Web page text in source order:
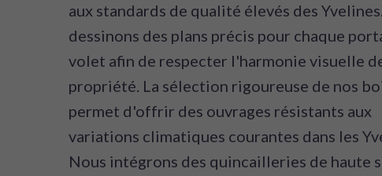
aux standards de qualité élevés des
dessinons des plans précis pour chaque
volet afin de respecter l'harmonie visuelle
propriété. La sélection rigoureuse de nos
permet d'offrir des ouvrages résistants aux
variations climatiques courantes dans les
Nous intégrons des quincailleries de haute